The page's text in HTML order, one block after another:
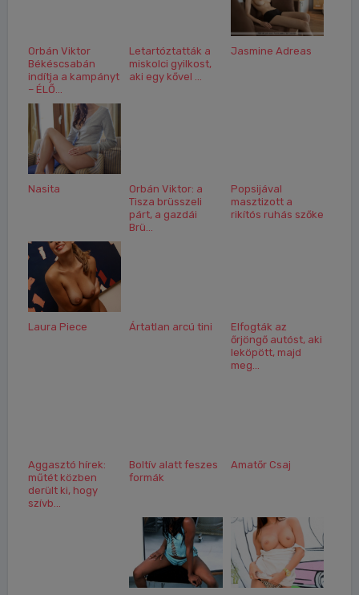
Orbán Viktor
Békéscsabán
indítja a kampányt
– ÉLŐ...
Letartóztatták a
miskolci gyilkost,
aki egy kővel ...
Jasmine Adreas
Nasita
Orbán Viktor: a
Tisza brüsszeli
párt, a gazdái
Brü...
Popsijával
masztizott a
rikítós ruhás szőke
Laura Piece Ártatlan arcú tini
Elfogták az
őrjöngő autóst, aki
leköpött, majd
meg...
Aggasztó hírek:
műtét közben
derült ki, hogy
szívb...
Boltív alatt feszes
formák
Amatőr Csaj